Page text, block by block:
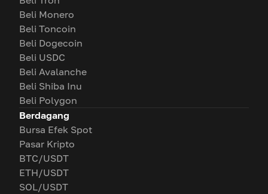
Beli Monero
Beli Toncoin
Beli Dogecoin
Beli USDC
Beli Avalanche
Beli Shiba Inu
Beli Polygon
Berdagang
Bursa Efek Spot
Pasar Kripto
BTC/USDT
ETH/USDT
SOL/USDT